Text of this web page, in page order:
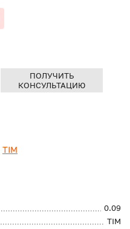
TIM
0.09
TIM
ПОЛУЧИТЬ
КОНСУЛЬТАЦИЮ